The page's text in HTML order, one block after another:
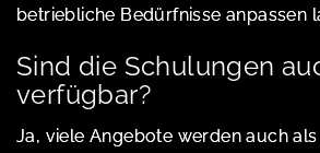
betriebliche Bedürfnisse anpassen
Sind die Schulungen
verfügbar?
Ja, viele Angebote werden auch